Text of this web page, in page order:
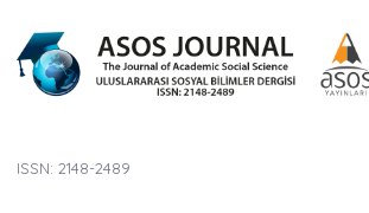
ISSN: 2148-2489